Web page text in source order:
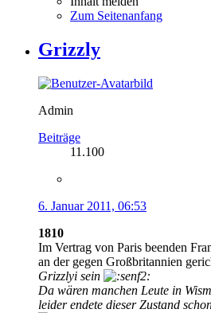
Zum Seitenanfang
Grizzly
Admin
Beiträge
11.100
6. Januar 2011, 06:53
1810
Im Vertrag von Paris beenden
an der gegen Großbritannien
Grizzlyi sein
Da wären manchen Leute in
leider endete dieser Zustand